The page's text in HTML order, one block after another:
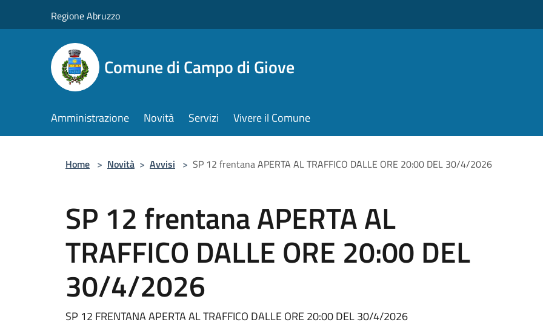
Regione Abruzzo
Comune di Campo di Giove
Amministrazione Novità Servizi Vivere il Comune
Home > Novità > Avvisi > SP 12 frentana APERTA AL TRAFFICO DALLE ORE 20:00 DEL 30/4/2026
SP 12 frentana APERTA AL
TRAFFICO DALLE ORE 20:00 DEL
30/4/2026
SP 12 FRENTANA APERTA AL TRAFFICO DALLE ORE 20:00 DEL 30/4/2026